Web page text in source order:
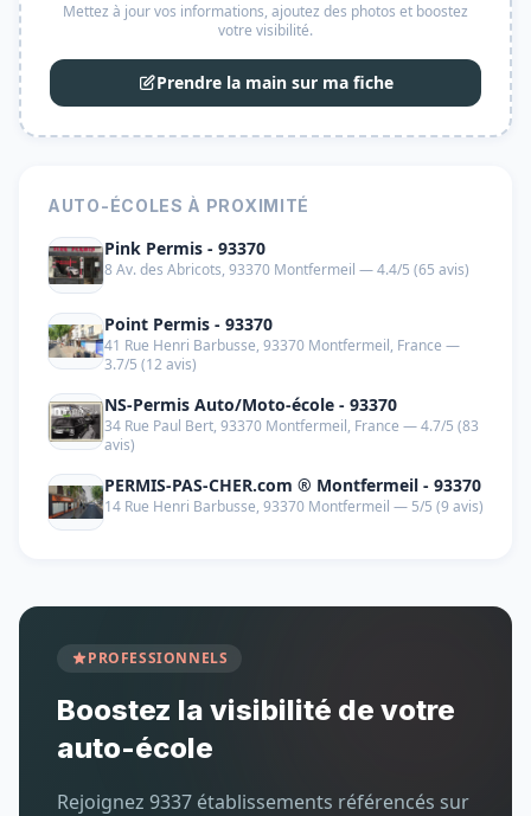
Mettez à jour vos informations, ajoutez des photos et boostez
votre visibilité.
Prendre la main sur ma fiche
AUTO-ÉCOLES À PROXIMITÉ
Pink Permis - 93370
8 Av. des Abricots, 93370 Montfermeil — 4.4/5 (65 avis)
Point Permis - 93370
41 Rue Henri Barbusse, 93370 Montfermeil, France —
3.7/5 (12 avis)
NS-Permis Auto/Moto-école - 93370
34 Rue Paul Bert, 93370 Montfermeil, France — 4.7/5 (83
avis)
PERMIS-PAS-CHER.com ® Montfermeil - 93370
14 Rue Henri Barbusse, 93370 Montfermeil — 5/5 (9 avis)
PROFESSIONNELS
Boostez la visibilité de votre
auto-école
Rejoignez 9337 établissements référencés sur